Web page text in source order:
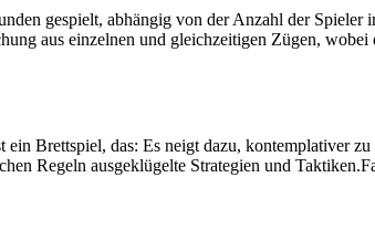
gespielt, abhängig von der Anzahl der
aus einzelnen und gleichzeitigen Zügen,
Brettspiel, das: Es neigt dazu, kontemplativer
Regeln ausgeklügelte Strategien und